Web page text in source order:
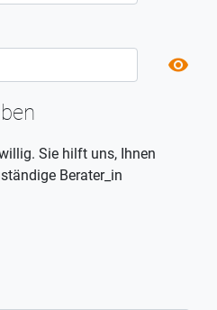
visibility
Sie hilft uns, Ihnen
Berater_in